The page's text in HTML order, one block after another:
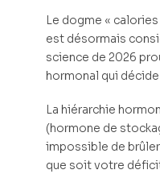
Le dogme «
est désormais
science de 2026
hormonal qui
La hiérarchie
(hormone de
impossible de
que soit votre